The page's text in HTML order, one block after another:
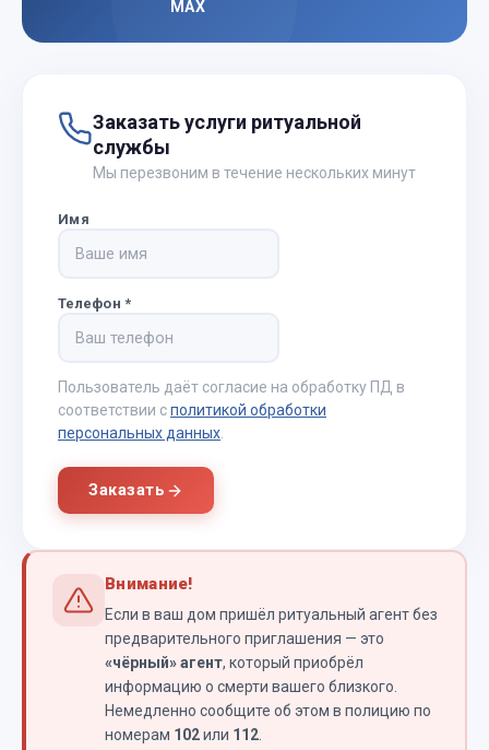
Заказать услуги ритуальной
службы
Мы перезвоним в течение нескольких минут
Имя
Телефон*
Пользователь даёт согласие на обработку ПД в
соответствии сполитикой обработки
персональных данных
Заказать
Внимание!
Если в ваш дом пришёл ритуальный агент без
предварительного приглашения — это
«чёрный» агент, который приобрёл
информацию о смерти вашего близкого.
Немедленно сообщите об этом в полицию по
номерам 102или 112